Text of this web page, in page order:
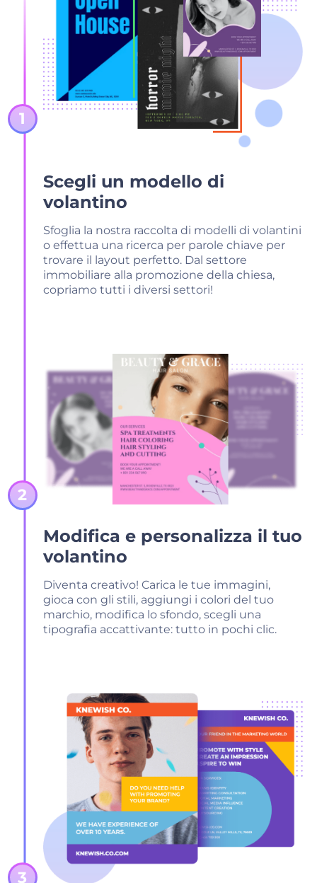
Scegli un modello di
volantino
Sfoglia la nostra raccolta di modelli di volantini
o effettua una ricerca per parole chiave per
trovare il layout perfetto. Dal settore
immobiliare alla promozione della chiesa,
copriamo tutti i diversi settori!
Modifica e personalizza il tuo
volantino
Diventa creativo! Carica le tue immagini,
gioca con gli stili, aggiungi i colori del tuo
marchio, modifica lo sfondo, scegli una
tipografia accattivante: tutto in pochi clic.